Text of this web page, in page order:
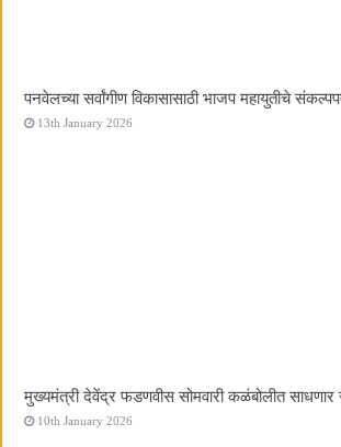
पनवेलच्या सर्वांगीण विकासासाठी भाजप महायुतीचे
13th January 2026
मुख्यमंत्री देवेंद्र फडणवीस सोमवारी कळंबोलीत साधणार
10th January 2026